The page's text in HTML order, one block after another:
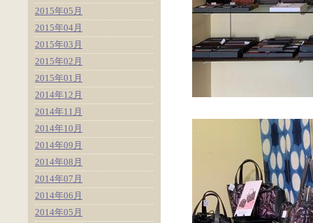
2015年05月
2015年04月
2015年03月
2015年02月
2015年01月
2014年12月
2014年11月
2014年10月
2014年09月
2014年08月
2014年07月
2014年06月
2014年05月